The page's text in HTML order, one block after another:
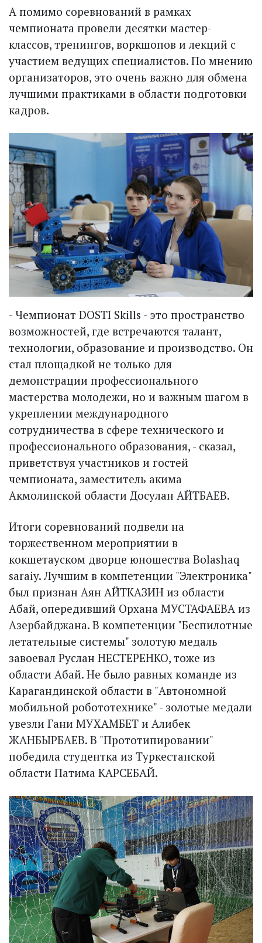
А помимо соревнований в рамках
чемпионата провели десятки мастер-
классов, тренингов, воркшопов и лекций с
участием ведущих специалистов. По мнению
организаторов, это очень важно для обмена
лучшими практиками в области подготовки
кадров.
- Чемпионат DOSTI Skills - это пространство
возможностей, где встречаются талант,
технологии, образование и производство. Он
стал площадкой не только для
демонстрации профессионального
мастерства молодежи, но и важным шагом в
укреплении международного
сотрудничества в сфере технического и
профессионального образования, - сказал,
приветствуя участников и гостей
чемпионата, заместитель акима
Акмолинской области Досулан АЙТБАЕВ.
Итоги соревнований подвели на
торжественном мероприятии в
кокшетауском дворце юношества Bolashaq
saraiy. Лучшим в компетенции "Электроника"
был признан Аян АЙТКАЗИН из области
Абай, опередивший Орхана МУСТАФАЕВА из
Азербайджана. В компетенции "Беспилотные
летательные системы" золотую медаль
завоевал Руслан НЕСТЕРЕНКО, тоже из
области Абай. Не было равных команде из
Карагандинской области в "Автономной
мобильной робототехнике" - золотые медали
увезли Гани МУХАМБЕТ и Алибек
ЖАНБЫРБАЕВ. В "Прототипировании"
победила студентка из Туркестанской
области Патима КАРСЕБАЙ.